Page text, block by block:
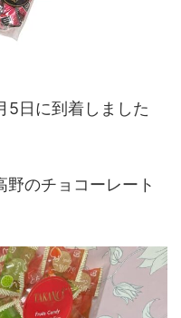
5日に到着しました
のチョコーレート